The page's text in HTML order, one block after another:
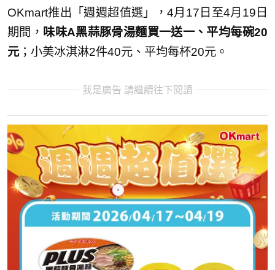
OKmart推出「週週超值選」，4月17日至4月19日
期間， 味味A黑蒜豚骨湯麵買一送一、平均每碗20
元；小美冰淇淋2件40元、平均每杯20元。
我是廣告 請繼續往下閱讀